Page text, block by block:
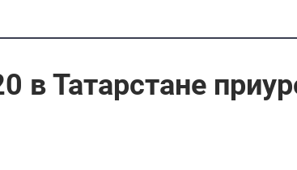
в Татарстане